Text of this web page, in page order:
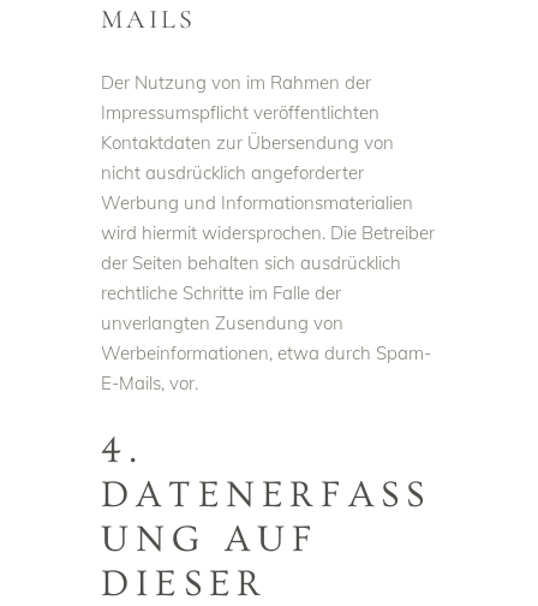
MAILS
Der Nutzung von im Rahmen der
Impressumspflicht veröffentlichten
Kontaktdaten zur Übersendung von
nicht ausdrücklich angeforderter
Werbung und Informationsmaterialien
wird hiermit widersprochen. Die Betreiber
der Seiten behalten sich ausdrücklich
rechtliche Schritte im Falle der
unverlangten Zusendung von
Werbeinformationen, etwa durch Spam-
E-Mails, vor.
4.
DATENERFASS
UNG AUF
DIESER